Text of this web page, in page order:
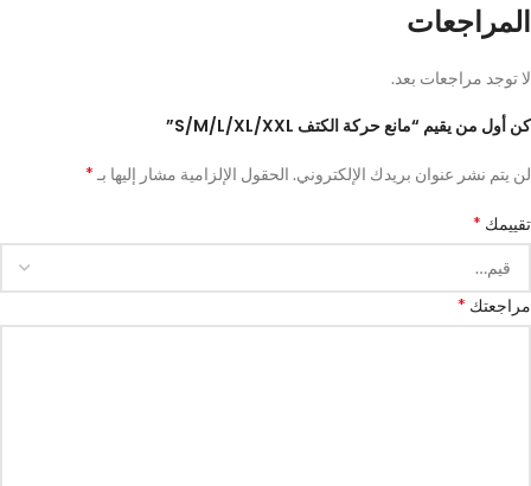
المراجعات
لا توجد مراجعات بعد.
كن أول من يقيم “مانع حركة الكتف S/M/L/XL/XXL”
لن يتم نشر عنوان بريدك الإلكتروني. الحقول الإلزامية مشار إليها بـ *
تقييمك *
مراجعتك *